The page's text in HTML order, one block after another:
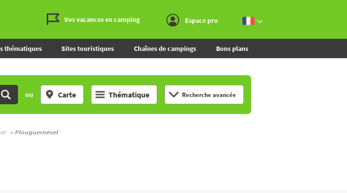
Vos vacances en camping Espace pro
thématiques Sites touristiques Chaînes de campings Bons plans
ou Carte Thématique Recherche avancée
Plouguernével